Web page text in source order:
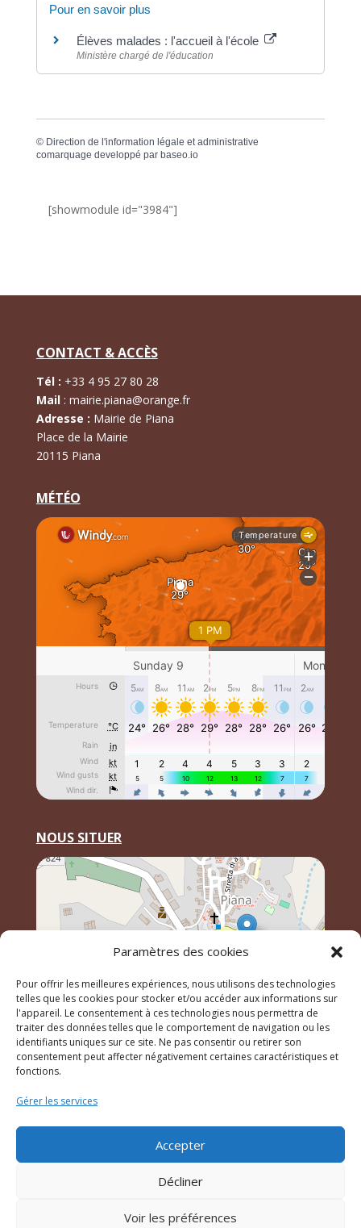
Paramètres des cookies
Pour offrir les meilleures expériences, nous utilisons des technologies
telles que les cookies pour stocker et/ou accéder aux informations sur
l'appareil. Le consentement à ces technologies nous permettra de
traiter des données telles que le comportement de navigation ou les
identifiants uniques sur ce site. Ne pas consentir ou retirer son
consentement peut affecter négativement certaines caractéristiques et
fonctions.
Gérer les services
Accepter
Décliner
Voir les préférences
Pour en savoir plus
Élèves malades : l'accueil à l'école
Ministère chargé de l'éducation
© Direction de l'information légale et administrative
comarquage developpé par baseo.io
[showmodule id="3984"]
CONTACT & ACCÈS
Tél : +33 4 95 27 80 28
Mail: mairie.piana@orange.fr
Adresse : Mairie de Piana
Place de la Mairie
20115 Piana
MÉTÉO
NOUS SITUER
Leaflet, \r\n©OpenStreetMapcontributeurs